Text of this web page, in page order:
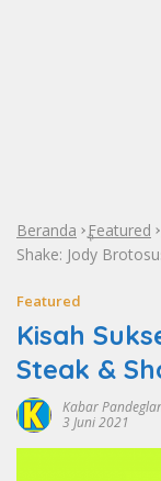
Beranda »Featured
Shake: Jody
Featured
Kisah
Steak &
Kabar
3 Juni 2021